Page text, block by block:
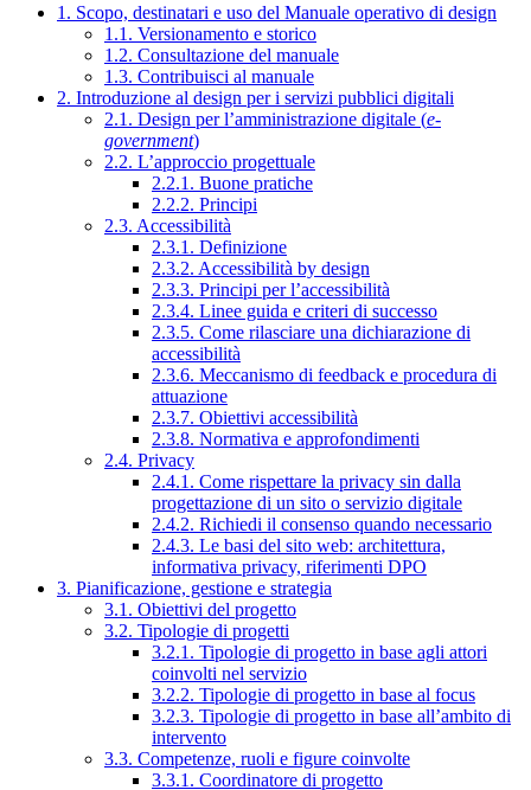
1. Scopo, destinatari e uso del Manuale operativo di design
1.1. Versionamento e storico
1.2. Consultazione del manuale
1.3. Contribuisci al manuale
2. Introduzione al design per i servizi pubblici digitali
2.1. Design per l’amministrazione digitale (e-
government)
2.2. L’approccio progettuale
2.2.1. Buone pratiche
2.2.2. Principi
2.3. Accessibilità
2.3.1. Definizione
2.3.2. Accessibilità by design
2.3.3. Principi per l’accessibilità
2.3.4. Linee guida e criteri di successo
2.3.5. Come rilasciare una dichiarazione di
accessibilità
2.3.6. Meccanismo di feedback e procedura di
attuazione
2.3.7. Obiettivi accessibilità
2.3.8. Normativa e approfondimenti
2.4. Privacy
2.4.1. Come rispettare la privacy sin dalla
progettazione di un sito o servizio digitale
2.4.2. Richiedi il consenso quando necessario
2.4.3. Le basi del sito web: architettura,
informativa privacy, riferimenti DPO
3. Pianificazione, gestione e strategia
3.1. Obiettivi del progetto
3.2. Tipologie di progetti
3.2.1. Tipologie di progetto in base agli attori
coinvolti nel servizio
3.2.2. Tipologie di progetto in base al focus
3.2.3. Tipologie di progetto in base all’ambito di
intervento
3.3. Competenze, ruoli e figure coinvolte
3.3.1. Coordinatore di progetto